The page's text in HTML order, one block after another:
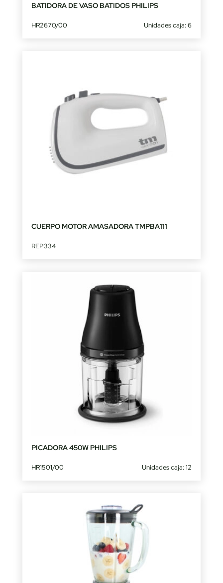
BATIDORA DE VASO BATIDOS PHILIPS
HR2670/00 Unidades caja: 6
CUERPO MOTOR AMASADORA TMPBA111
REP334
PICADORA 450W PHILIPS
HR1501/00 Unidades caja: 12